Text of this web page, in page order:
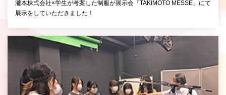
瀧本株式会社×学生が考案した制服が展示会「TAKIMOTO MESSE」にて
展示をしていただきました！